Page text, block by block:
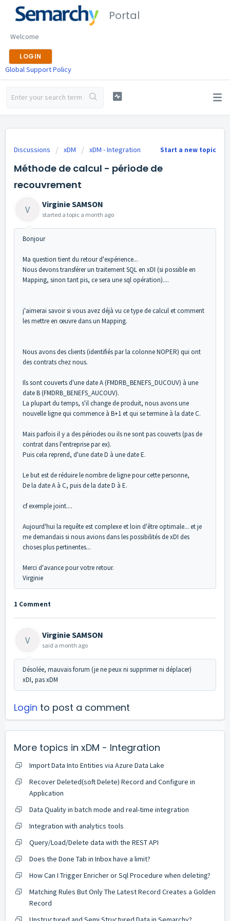
Portal
Welcome
LOGIN
Global Support Policy
Start a new topic
Discussions xDM xDM - Integration
Méthode de calcul - période de
recouvrement
V Virginie SAMSON
started a topic a month ago
Bonjour
Ma question tient du retour d'expérience...
Nous devons transférer un traitement SQL en xDI (si possible en
Mapping, sinon tant pis, ce sera une sql opération)....
j'aimerai savoir si vous avez déjà vu ce type de calcul et comment
les mettre en œuvre dans un Mapping.
Nous avons des clients (identifiés par la colonne NOPER) qui ont
des contrats chez nous.
Ils sont couverts d'une date A (FMDRB_BENEFS_DUCOUV) à une
date B (FMDRB_BENEFS_AUCOUV).
La plupart du temps, s'il change de produit, nous avons une
nouvelle ligne qui commence à B+1 et qui se termine à la date C.
Mais parfois il y a des périodes ou ils ne sont pas couverts (pas de
contrat dans l'entreprise par ex).
Puis cela reprend, d'une date D à une date E.
Le but est de réduire le nombre de ligne pour cette personne,
De la date A à C, puis de la date D à E.
cf exemple joint....
Aujourd'hui la requête est complexe et loin d'être optimale... et je
me demandais si nous avions dans les possibilités de xDI des
choses plus pertinentes...
Merci d'avance pour votre retour.
Virginie
1 Comment
V Virginie SAMSON
said a month ago
Désolée, mauvais forum (je ne peux ni supprimer ni déplacer)
xDI, pas xDM
Login to post a comment
More topics in xDM - Integration
Import Data Into Entities via Azure Data Lake
Recover Deleted(soft Delete) Record and Configure in
Application
Data Quality in batch mode and real-time integration
Integration with analytics tools
Query/Load/Delete data with the REST API
Does the Done Tab in Inbox have a limit?
How Can I Trigger Enricher or Sql Procedure when deleting?
Matching Rules But Only The Latest Record Creates a Golden
Record